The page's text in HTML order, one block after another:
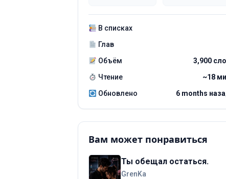
В списках
Глав
Объём
3,900
Чтение
~18
Обновлено
6 months
Вам может понравиться
Ты обещал остаться.
GrenKa